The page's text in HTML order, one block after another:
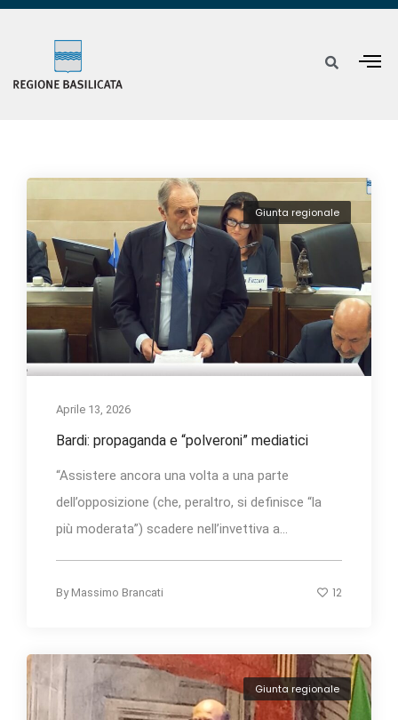
Giunta regionale
Aprile 13, 2026
Bardi: propaganda e “polveroni” mediatici
“Assistere ancora una volta a una parte
dell’opposizione (che, peraltro, si definisce “la
più moderata”) scadere nell’invettiva a...
By Massimo Brancati 12
Giunta regionale